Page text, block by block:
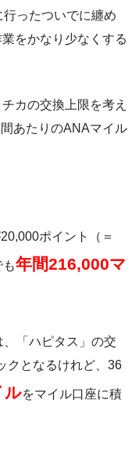
行ったついでに纏め
をかなり少なくする
カの交換上限を考え
あたりのANAマイル
ポイント（＝
年間216,000マ
「ハピタス」の交
クとなるけれど、36
ルをマイル口座に積